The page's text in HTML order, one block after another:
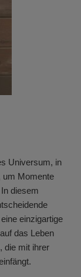
Universum, in
um Momente
diesem
einzigartige
das Leben
die mit ihrer